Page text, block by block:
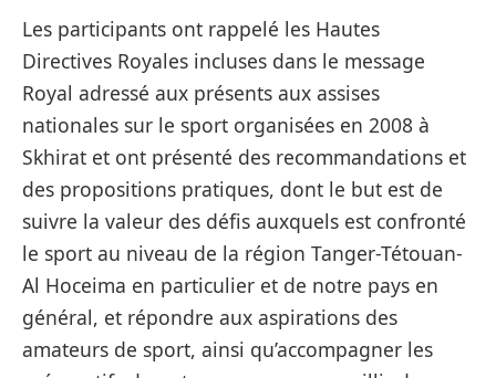
Les participants ont rappelé les Hautes
Directives Royales incluses dans le message
Royal adressé aux présents aux assises
nationales sur le sport organisées en 2008 à
Skhirat et ont présenté des recommandations et
des propositions pratiques, dont le but est de
suivre la valeur des défis auxquels est confronté
le sport au niveau de la région Tanger-Tétouan-
Al Hoceima en particulier et de notre pays en
général, et répondre aux aspirations des
amateurs de sport, ainsi qu’accompagner les